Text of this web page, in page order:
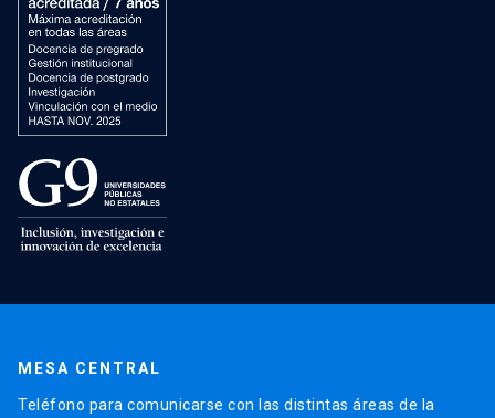
MESA CENTRAL
Teléfono para comunicarse con las distintas áreas de la